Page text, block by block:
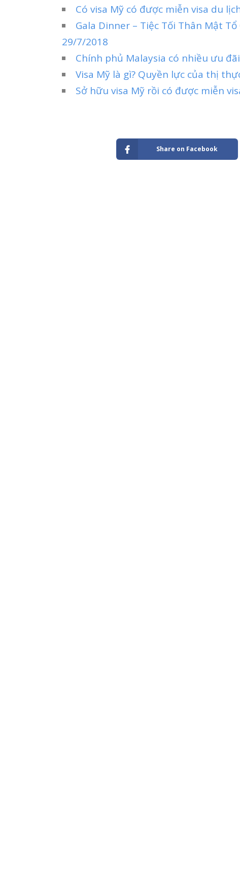
Có visa Mỹ có được miễn visa du
Gala Dinner – Tiệc Tối Thân Mật
29/7/2018
Chính phủ Malaysia có nhiều ưu
Visa Mỹ là gì? Quyền lực của thị
Sở hữu visa Mỹ rồi có được miễn
Share on Facebook